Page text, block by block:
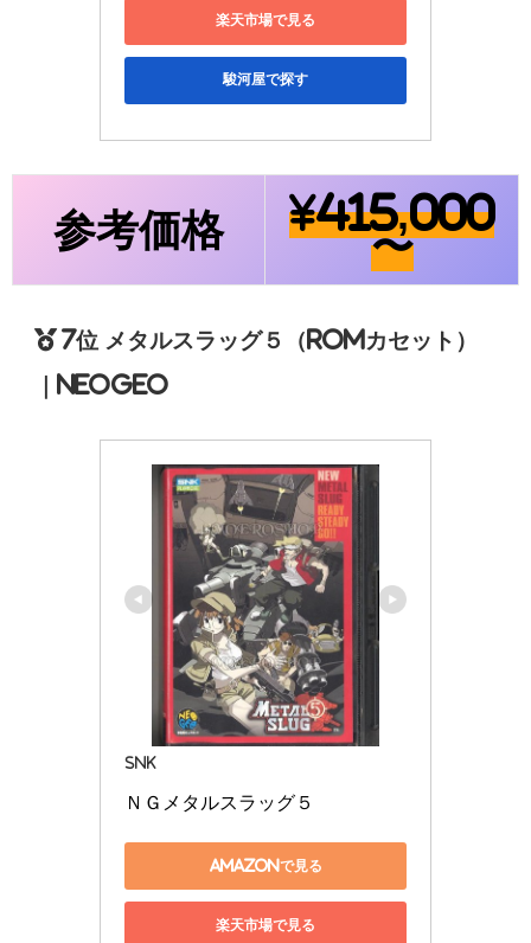
楽天市場で見る
駿河屋で探す
参考価格 ¥415,000
〜
7位 メタルスラッグ５（ROMカセット）
｜NEOGEO
SNK
ＮＧメタルスラッグ５
Amazonで見る
楽天市場で見る